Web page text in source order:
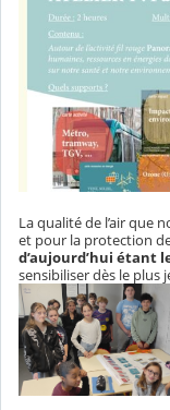
La qualité de l’air que
et pour la protection
d’aujourd’hui étant
sensibiliser dès le plus